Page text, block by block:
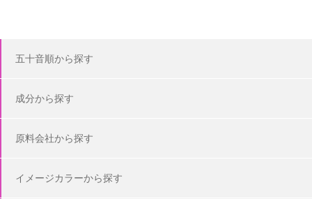
五十音順から探す
成分から探す
原料会社から探す
イメージカラーから探す